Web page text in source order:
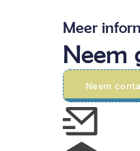
Meer
Neem
Neem